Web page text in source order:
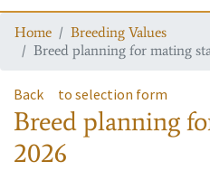
Home
Breeding Values
Breed planning for mating
Back to selection form
Breed planning
2026